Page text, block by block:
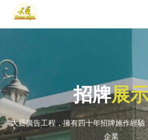
招牌展
大藝廣告工程，擁有四十年招牌施作經驗
企業